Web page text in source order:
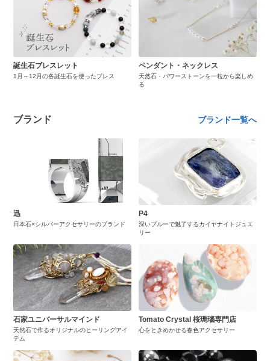
誕生石ブレスレット
1月～12月の各誕生石を使ったブレス
ペンダント・ネックレス
天然石・パワーストーンを一粒から楽しめ
る
ブランド ブランド一覧へ
迅
日本石×シルバーアクセサリーのブランド
P4
深いブルーで魅了するカイヤナイトジュエ
リー
石家ユニバーサルマインド
天然石で作るオリジナルのヒーリングアイ
テム
Tomato Crystal 桜瑪瑙専門店
心をときめかせる春色アクセサリー